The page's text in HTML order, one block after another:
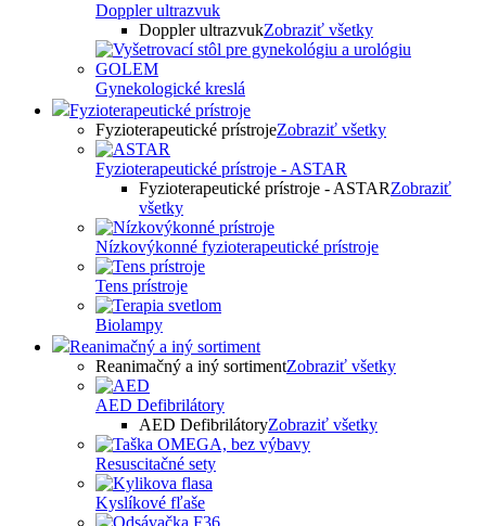
Doppler ultrazvuk
Doppler ultrazvukZobraziť všetky
Gynekologické kreslá
Fyzioterapeutické prístroje
Fyzioterapeutické prístrojeZobraziť všetky
Fyzioterapeutické prístroje - ASTAR
Fyzioterapeutické prístroje - ASTARZobraziť
všetky
Nízkovýkonné fyzioterapeutické prístroje
Tens prístroje
Biolampy
Reanimačný a iný sortiment
Reanimačný a iný sortimentZobraziť všetky
AED Defibrilátory
AED DefibrilátoryZobraziť všetky
Resuscitačné sety
Kyslíkové fľaše